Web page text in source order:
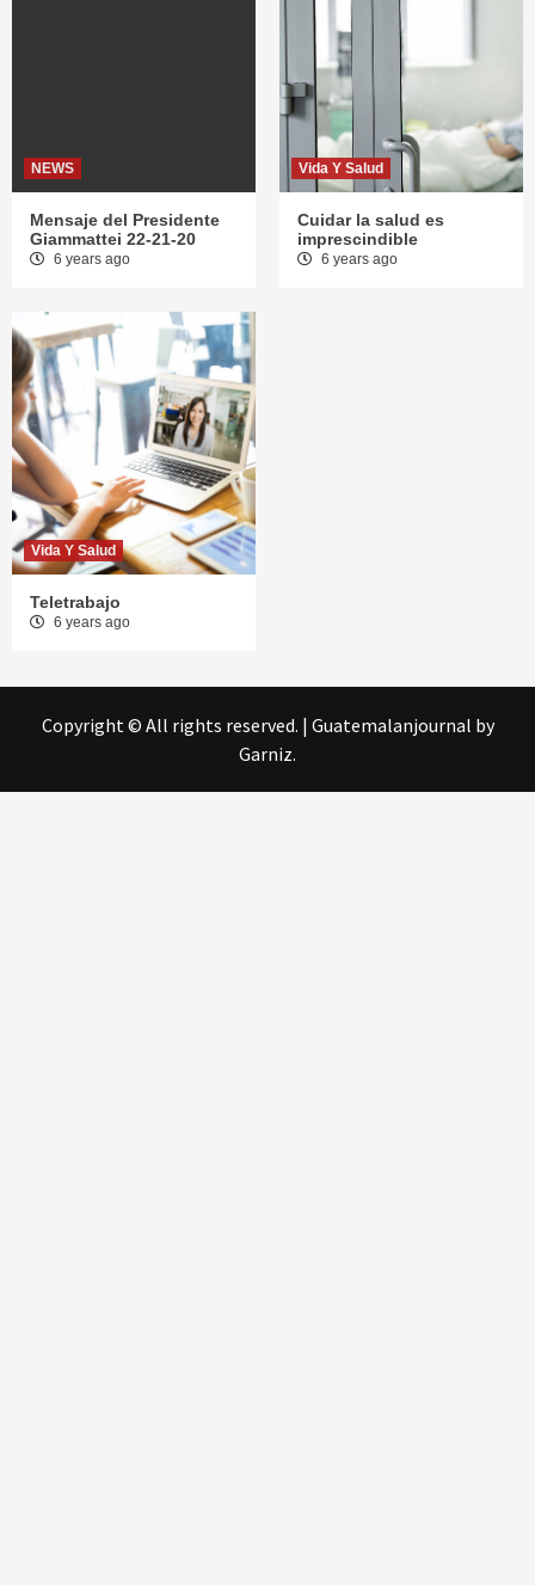
NEWS
Mensaje del Presidente
Giammattei 22-21-20
6 years ago
Vida Y Salud
Cuidar la salud es
imprescindible
6 years ago
Vida Y Salud
Teletrabajo
6 years ago
Copyright © All rights reserved. | Guatemalanjournal by
Garniz.